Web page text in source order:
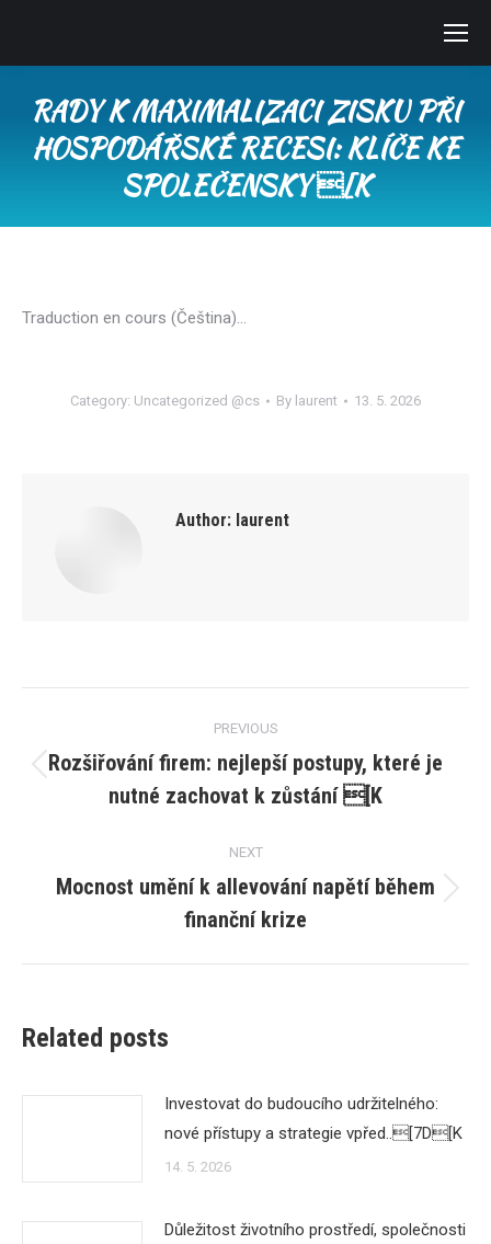
RADY K MAXIMALIZACI ZISKU PŘI
HOSPODÁŘSKÉ RECESI: KLÍČE KE
SPOLEČENSKY [K
Traduction en cours (Čeština)…
Category: Uncategorized @cs By laurent 13. 5. 2026
Author: laurent
navigation
PREVIOUS
Previous
post:
Rozšiřování firem: nejlepší postupy, které je
nutné zachovat k zůstání [K
NEXT
post:
Mocnost umění k allevování napětí během
finanční krize
Related posts
Investovat do budoucího udržitelného:
nové přístupy a strategie vpřed..[7D[K
14. 5. 2026
Důležitost životního prostředí, společnosti